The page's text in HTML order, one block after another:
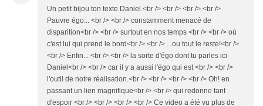
Un petit bijou ton texte Daniel.<br /> <br /> <br /> <br />
Pauvre égo... <br /> <br /> constamment menacé de
disparition<br /> <br /> surtout en nos temps <br /> <br /> où
c'est lui qui prend le bord<br /> <br /> ...ou tout le reste!<br />
<br /> Enfin... <br /> <br /> la sorte d'égo dont tu parles ici
Daniel<br /> <br /> car il y a aussi l'égo qui est <br /> <br />
l'outil de notre réalisation.<br /> <br /> <br /> <br /> Oh! en
passant un lien magnifique<br /> <br /> qui redonne tant
d'espoir <br /> <br /> <br /> <br /> Ce video a été vu plus de